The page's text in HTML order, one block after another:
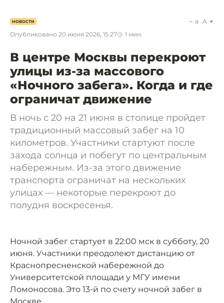
НОВОСТИ
Опубликовано 20 июня 2026, 15:27 1 мин.
a A
В центре Москвы перекроют
улицы из-за массового
«Ночного забега». Когда и где
ограничат движение
В ночь с 20 на 21 июня в столице пройдет
традиционный массовый забег на 10
километров. Участники стартуют после
захода солнца и побегут по центральным
набережным. Из-за этого движение
транспорта ограничат на нескольких
улицах — некоторые перекроют до
полудня воскресенья.
Ночной забег стартует в 22:00 мск в субботу, 20
июня. Участники преодолеют дистанцию от
Краснопресненской набережной до
Университетской площади у МГУ имени
Ломоносова. Это 13-й по счету ночной забег в